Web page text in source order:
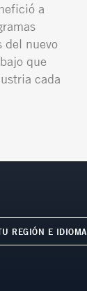
a
del nuevo
que
cada
REGIÓN E IDIOMA